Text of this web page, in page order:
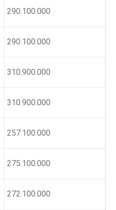
290.100.000
290.100.000
310.900.000
310.900.000
257.100.000
275.100.000
272.100.000